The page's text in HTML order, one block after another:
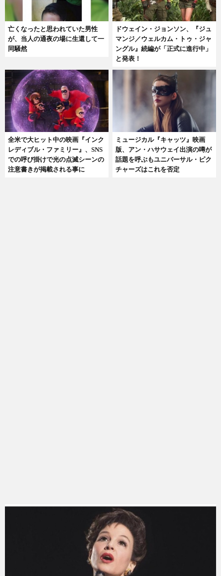
亡くなったと思われていた男性
が、当人の通夜の場に生還して一
同騒然
ドウェイン・ジョンソン、『ジュ
マンジ／ウェルカム・トゥ・ジャ
ングル』続編が「正式に進行中」
と発表！
全米で大ヒット中の映画『インク
レディブル・ファミリー』、SNS
での呼び掛けで光の点滅シーンの
注意書きが掲載される事に
ミュージカル『キャッツ』映画
版、アン・ハサウェイ出演の噂が
話題を呼ぶもユニバーサル・ピク
チャーズはこれを否定